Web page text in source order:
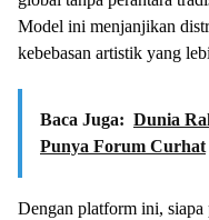
Model ini menjanjikan
kebebasan artistik yang
Baca Juga: Dunia
Punya Forum Curhat
Dengan platform ini, siapa